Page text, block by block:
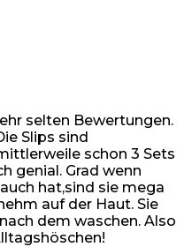
selten Bewertungen.
Slips sind
schon 3 Sets
genial. Grad wenn
hat,sind sie mega
auf der Haut. Sie
dem waschen. Also